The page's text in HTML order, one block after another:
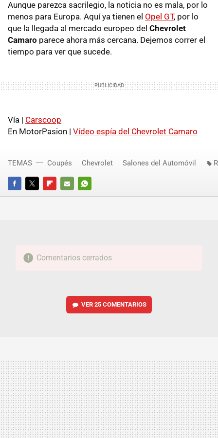
Aunque parezca sacrilegio, la noticia no es mala, por lo
menos para Europa. Aquí ya tienen el Opel GT, por lo
que la llegada al mercado europeo del Chevrolet
Camaro parece ahora más cercana. Dejemos correr el
tiempo para ver que sucede.
Vía | Carscoop
En MotorPasion | Vídeo espía del Chevrolet Camaro
FACEBOOKTWITTERFLIPBOARD
E-
WHATSAPP
TEMAS Coupés Chevrolet Salones del Automóvil
Comentarios cerrados
VER 25 COMENTARIOS